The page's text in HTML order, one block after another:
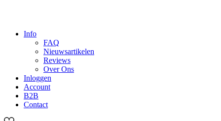
Info
FAQ
Nieuwsartikelen
Reviews
Over Ons
Inloggen
Account
B2B
Contact